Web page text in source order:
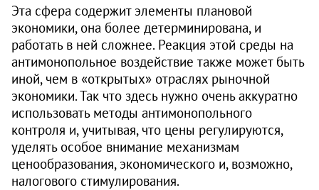
Эта сфера содержит элементы плановой
экономики, она более детерминирована, и
работать в ней сложнее. Реакция этой среды на
антимонопольное воздействие также может быть
иной, чем в «открытых» отраслях рыночной
экономики. Так что здесь нужно очень аккуратно
использовать методы антимонопольного
контроля и, учитывая, что цены регулируются,
уделять особое внимание механизмам
ценообразования, экономического и, возможно,
налогового стимулирования.